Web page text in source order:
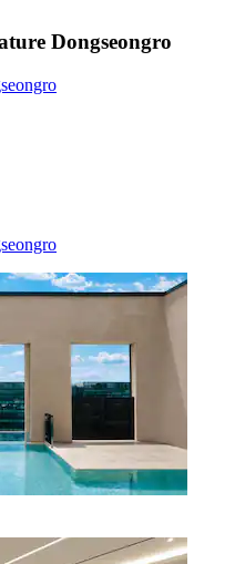
Dongseongro